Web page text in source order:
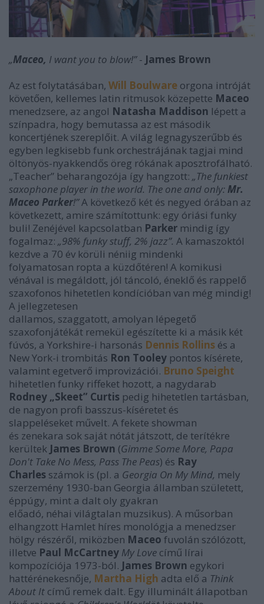
„Maceo, I want you to blow!”- James Brown
Az est folytatásában, Will Boulware orgona intróját
követően, kellemes latin ritmusok közepette Maceo
menedzsere, az angol Natasha Maddison lépett a
színpadra, hogy bemutassa az est második
koncertjének szereplőit. A világ legnagyszerűbb és
egyben legkisebb funk orchestrájának tagjai mind
öltönyös-nyakkendős öreg rókának aposztrofálható.
„Teacher” beharangozója így hangzott: „The funkiest
saxophone player in the world. The one and only: Mr.
Maceo Parker!”A következő két és negyed órában az
következett, amire számítottunk: egy óriási funky
buli! Zenéjével kapcsolatban Parker mindig így
fogalmaz: „98% funky stuff, 2% jazz”. A kamaszoktól
kezdve a 70 év körüli néniig mindenki
folyamatosan ropta a küzdőtéren! A komikusi
vénával is megáldott, jól táncoló, éneklő és rappelő
szaxofonos hihetetlen kondícióban van még mindig!
A jellegzetesen
dallamos, szaggatott, amolyan lépegető
szaxofonjátékát remekül egészítette ki a másik két
fúvós, a Yorkshire-i harsonás Dennis Rollins és a
New York-i trombitás Ron Tooley pontos kísérete,
valamint egetverő improvizációi. Bruno Speight
hihetetlen funky riffeket hozott, a nagydarab
Rodney „Skeet” Curtis pedig hihetetlen tartásban,
de nagyon profi basszus-kíséretet és
slappeléseket művelt. A fekete showman
és zenekara sok saját nótát játszott, de terítékre
kerültek James Brown (Gimme Some More, Papa
Don't Take No Mess, Pass The Peas) és Ray
Charles számok is (pl. a Georgia On My Mind, mely
szerzemény 1930-ban Georgia államban született,
éppúgy, mint a dalt oly gyakran
előadó, néhai világtalan muzsikus). A műsorban
elhangzott Hamlet híres monológja a menedzser
hölgy részéről, miközben Maceo fuvolán szólózott,
illetve Paul McCartney My Love című lírai
kompozíciója 1973-ból. James Brown egykori
hattérénekesnője, Martha High adta elő a Think
About It című remek dalt. Egy illuminált állapotban